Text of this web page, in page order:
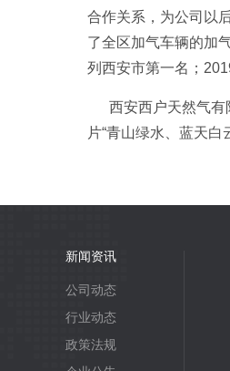
合作关系，为公司以
了全区加气车辆的加
列西安市第一名；
西安西户天然气有
片“青山绿水、蓝天白
新闻资讯
公司动态
行业动态
政策法规